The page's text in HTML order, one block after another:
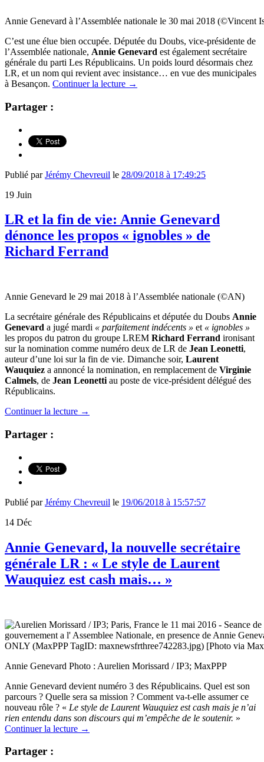
Annie Genevard à l’Assemblée nationale le 30 mai 2018 (©Vincent
C’est une élue bien occupée. Députée du Doubs, vice-présidente de
l’Assemblée nationale, Annie Genevard est également secrétaire
générale du parti Les Républicains. Un poids lourd désormais chez
LR, et un nom qui revient avec insistance… en vue des municipales
à Besançon. Continuer la lecture →
Partager :
Publié parJérémy Chevreuil le 28/09/2018 à 17:49:25
19 Juin
LR et la fin de vie: Annie Genevard
dénonce les propos « ignobles » de
Richard Ferrand
Annie Genevard le 29 mai 2018 à l’Assemblée nationale (©AN)
La secrétaire générale des Républicains et députée du Doubs Annie
Genevard a jugé mardi « parfaitement indécents » et « ignobles »
les propos du patron du groupe LREM Richard Ferrand ironisant
sur la nomination comme numéro deux de LR de Jean Leonetti,
auteur d’une loi sur la fin de vie. Dimanche soir, Laurent
Wauquiez a annoncé la nomination, en remplacement de Virginie
Calmels, de Jean Leonetti au poste de vice-président délégué des
Républicains.
Continuer la lecture →
Partager :
Publié parJérémy Chevreuil le 19/06/2018 à 15:57:57
14 Déc
Annie Genevard, la nouvelle secrétaire
générale LR : « Le style de Laurent
Wauquiez est cash mais… »
Annie Genevard Photo : Aurelien Morissard / IP3; MaxPPP
Annie Genevard devient numéro 3 des Républicains. Quel est son
parcours ? Quelle sera sa mission ? Comment va-t-elle assumer ce
nouveau rôle ? « Le style de Laurent Wauquiez est cash mais je n’ai
rien entendu dans son discours qui m’empêche de le soutenir. »
Continuer la lecture →
Partager :